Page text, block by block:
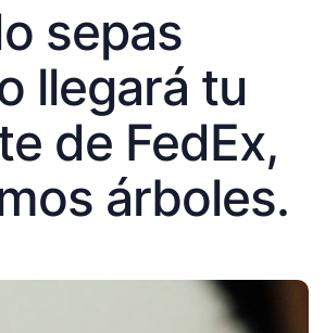
sepas
llegará tu
de FedEx,
árboles.